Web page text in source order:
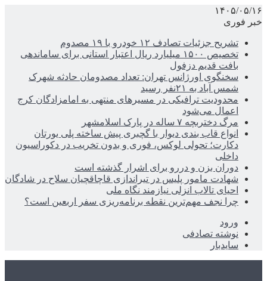
۱۴۰۵/۰۵/۱۶
خبر فوری
تشریح جزئیات تصادف ۱۲ خودرو با ۱۹ مصدوم
تخصیص ۱۵۰۰ میلیارد ریال اعتبار استانی برای ساماندهی
بافت قدیم دزفول
سخنگوی اورژانس تهران: تعداد مصدومان حادثه شهرک
شمس آباد به ۲۱نفر رسید
محدودیت ترافیکی در مسیرهای منتهی به امامزادگان کرج
اعمال می‌شود
مرگ دختربچه ۷ ساله در پارک اسلامشهر
انواع قاب بندی دیوار با گچبری پیش ساخته پلی یورتان
دکارت؛ تحولی لوکس، فوری و بدون تخریب در دکوراسیون
داخلی
دوران بزن و دررو برای اشرار گذشته است
شهادت مامور پلیس در تیراندازی قاچاقچیان سلاح در شادگان
احیای تالاب انزلی نیازمند نگاه ملی
چرا نجف مهم‌ترین نقطه برنامه‌ریزی سفر اربعین است؟
ورود
نوشته تصادفی
سایدبار